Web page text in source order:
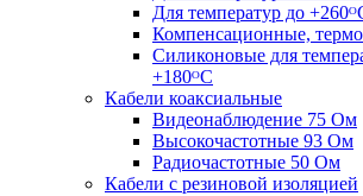
Для температур до
Компенсационные,
Силиконовые для
+180ᴼС
Кабели коаксиальные
Видеонаблюдение 75 Ом
Высокочастотные 93 Ом
Радиочастотные 50 Ом
Кабели с резиновой изоляцией